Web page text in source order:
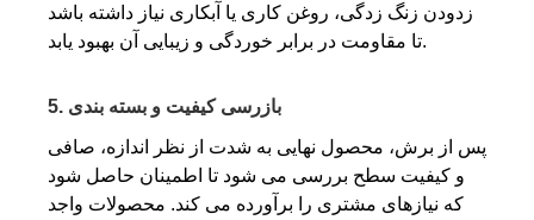
زدودن زنگ زدگی، روغن کاری یا آبکاری نیاز داشته باشد
تا مقاومت در برابر خوردگی و زیبایی آن بهبود یابد.
5. بازرسی کیفیت و بسته بندی
پس از برش، محصول نهایی به شدت از نظر اندازه، صافی
و کیفیت سطح بررسی می شود تا اطمینان حاصل شود
که نیازهای مشتری را برآورده می کند. محصولات واجد